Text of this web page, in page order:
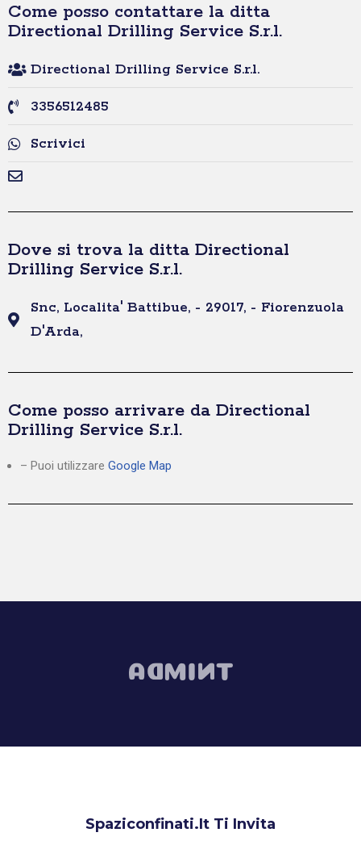
Come posso contattare la ditta
Directional Drilling Service S.r.l.
Directional Drilling Service S.r.l.
3356512485
Scrivici
Dove si trova la ditta Directional
Drilling Service S.r.l.
Snc, Localita' Battibue, - 29017, - Fiorenzuola
D'Arda,
Come posso arrivare da Directional
Drilling Service S.r.l.
– Puoi utilizzare Google Map
Spaziconfinati.it Ti Invita